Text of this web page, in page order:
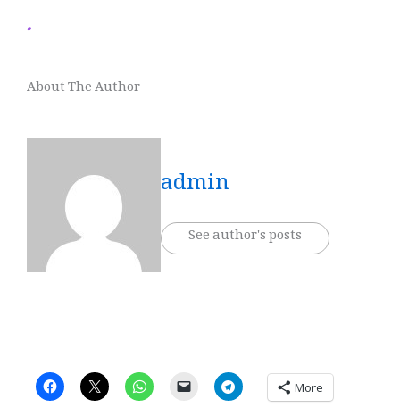
.
About The Author
admin
See author's posts
More